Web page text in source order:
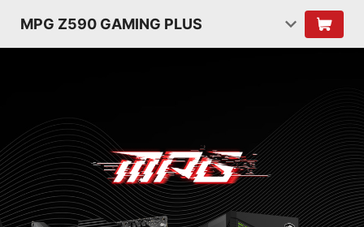
MPG Z590 GAMING PLUS